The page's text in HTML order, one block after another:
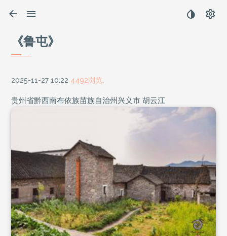
《鲁屯》
2025-11-27 10:22 4492浏览
贵州省黔西南布依族苗族自治州兴义市 胡云江